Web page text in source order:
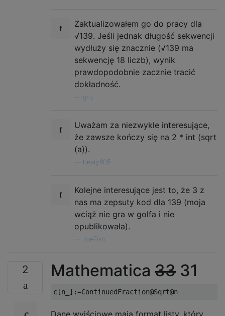
Zaktualizowałem go do pracy dla
√139. Jeśli jednak długość sekwencji
wydłuży się znacznie (√139 ma
sekwencję 18 liczb), wynik
prawdopodobnie zacznie tracić
dokładność.
grc,
Uważam za niezwykle interesujące,
że zawsze kończy się na 2 * int (sqrt
(a)).
beary605
Kolejne interesujące jest to, że 3 z
nas ma zepsuty kod dla 139 (moja
wciąż nie gra w golfa i nie
opublikowała).
JoeFish
2 Mathematica 33 31
Dane wyjściowe mają format listy, który